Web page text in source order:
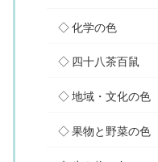
化学の色
四十八茶百鼠
地域・文化の色
果物と野菜の色